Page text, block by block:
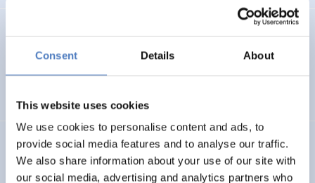
Consent Details About
This website uses cookies
We use cookies to personalise content and ads, to
provide social media features and to analyse our traffic.
We also share information about your use of our site with
our social media, advertising and analytics partners who
Workshops und Ausstellung im Wiener Rathaus
Telework in Public Administration